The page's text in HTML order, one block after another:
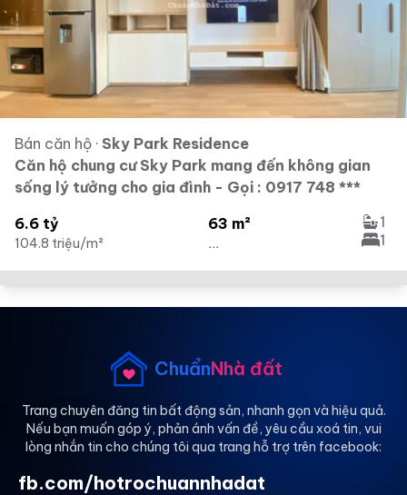
Bán căn hộ · Sky Park Residence
Căn hộ chung cư Sky Park mang đến không gian
sống lý tưởng cho gia đình - Gọi : 0917 748 ***
6.6 tỷ
104.8 triệu/m²
63 m²
...
1
1
ChuẩnNhà đất
Trang chuyên đăng tin bất động sản, nhanh gọn và hiệu quả.
Nếu bạn muốn góp ý, phản ánh vấn đề, yêu cầu xoá tin, vui
lòng nhắn tin cho chúng tôi qua trang hỗ trợ trên facebook:
fb.com/hotrochuannhadat